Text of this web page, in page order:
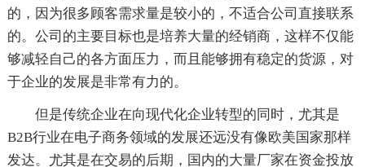
的，因为很多顾客需求量是较小的，不适合公司直接联系
的。公司的主要目标也是培养大量的经销商，这样不仅能
够减轻自己的各方面压力，而且能够拥有稳定的货源，对
于企业的发展是非常有力的。
但是传统企业在向现代化企业转型的同时，尤其是
B2B行业在电子商务领域的发展还远没有像欧美国家那样
发达。尤其是在交易的后期，国内的大量厂家在资金投放